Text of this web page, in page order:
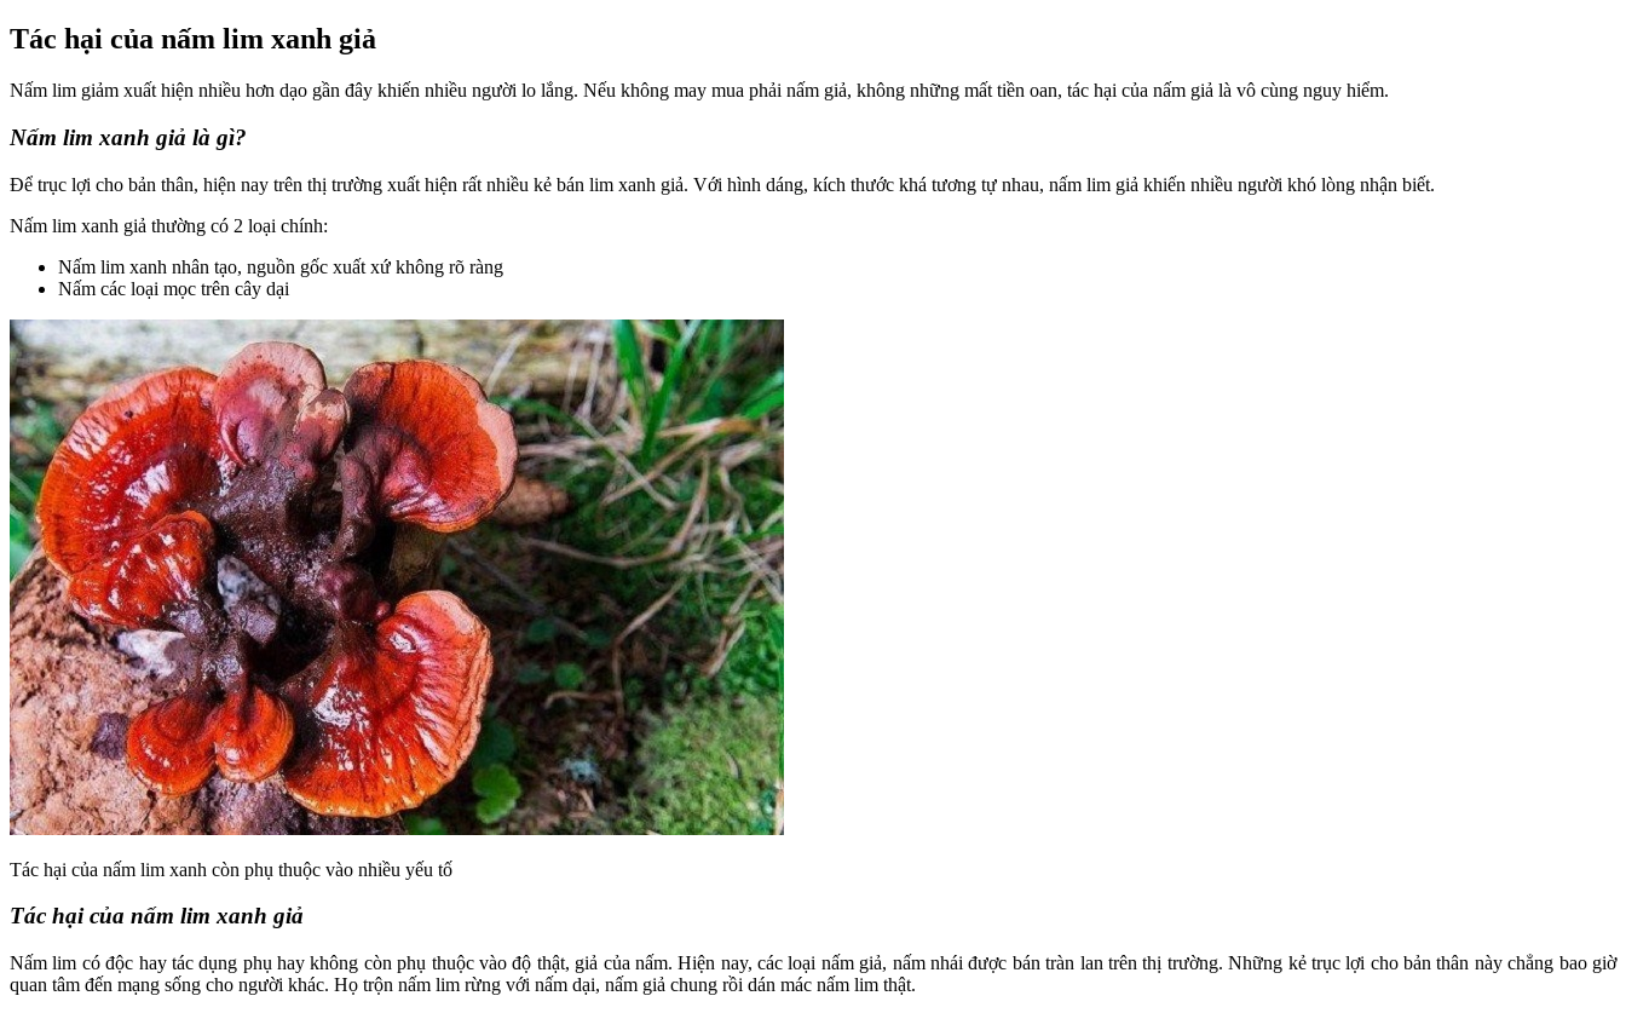
Tác hại của nấm lim xanh giả
Nấm lim giảm xuất hiện nhiều hơn dạo gần đây khiến nhiều người lo lắng. Nếu không may mua phải nấm giả, không những mất tiền oan, tác hại của nấm giả là vô cùng nguy hiểm.
Nấm lim xanh giả là gì?
Để trục lợi cho bản thân, hiện nay trên thị trường xuất hiện rất nhiều kẻ bán lim xanh giả. Với hình dáng, kích thước khá tương tự nhau, nấm lim giả khiến nhiều người khó lòng nhận biết.
Nấm lim xanh giả thường có 2 loại chính:
Nấm lim xanh nhân tạo, nguồn gốc xuất xứ không rõ ràng
Nấm các loại mọc trên cây dại
Tác hại của nấm lim xanh còn phụ thuộc vào nhiều yếu tố
Tác hại của nấm lim xanh giả
Nấm lim có độc hay tác dụng phụ hay không còn phụ thuộc vào độ thật, giả của nấm. Hiện nay, các loại nấm giả, nấm nhái được bán tràn lan trên thị trường. Những kẻ trục lợi cho bản thân này chẳng bao giờ
quan tâm đến mạng sống cho người khác. Họ trộn nấm lim rừng với nấm dại, nấm giả chung rồi dán mác nấm lim thật.